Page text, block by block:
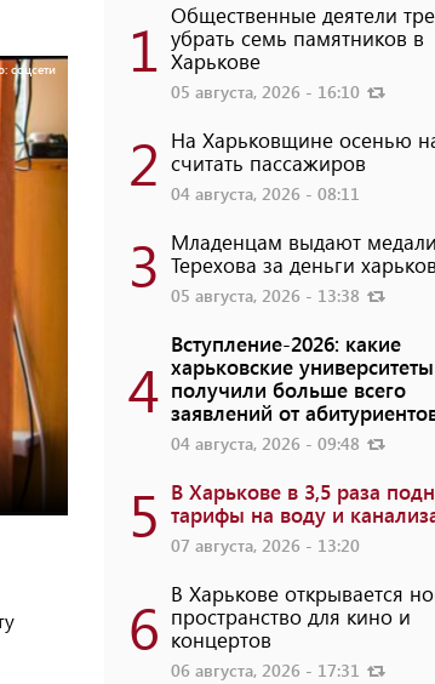
соцсети 1 Общественные деятели
убрать семь памятников в
Харькове
05 августа, 2026 - 16:10
2 На Харьковщине осенью
считать пассажиров
04 августа, 2026 - 08:11
3 Младенцам выдают
Терехова за деньги
05 августа, 2026 - 13:38
4
Вступление-2026: какие
харьковские университеты
получили больше всего
заявлений от
04 августа, 2026 - 09:48
5 В Харькове в 3,5 раза
тарифы на воду и
07 августа, 2026 - 13:20
6 В Харькове открывается
пространство для кино и
концертов
06 августа, 2026 - 17:31